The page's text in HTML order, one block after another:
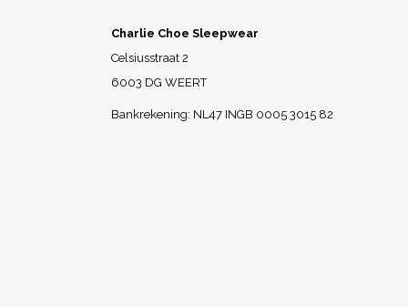
Charlie Choe Sleepwear
Celsiusstraat 2
6003 DG WEERT
Bankrekening: NL47 INGB 0005 3015 82